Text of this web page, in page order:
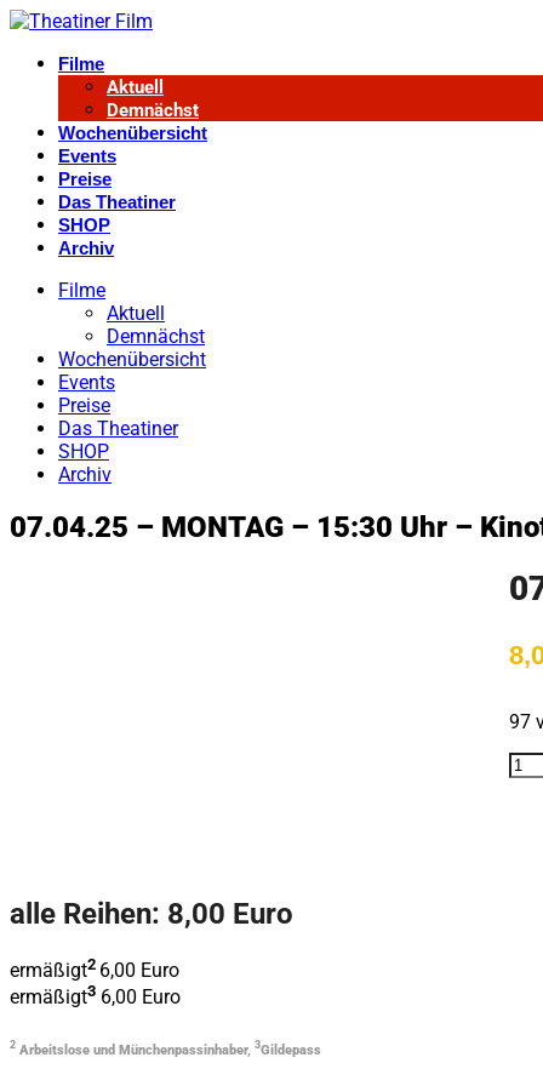
Filme
Aktuell
Demnächst
Wochenübersicht
Events
Preise
Das Theatiner
SHOP
Archiv
Filme
Aktuell
Demnächst
Wochenübersicht
Events
Preise
Das Theatiner
SHOP
Archiv
07.04.25 – MONTAG – 15:30 Uhr –
97
alle Reihen: 8,00 Euro
ermäßigt2 6,00 Euro
ermäßigt3 6,00 Euro
2 Arbeitslose und Münchenpassinhaber, 3Gildepass